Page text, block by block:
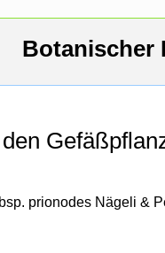
Botanischer
prionodes Nägeli &